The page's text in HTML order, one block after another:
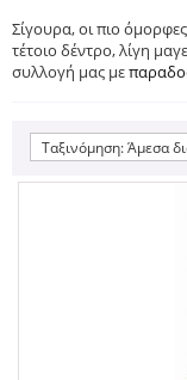
Σίγουρα, οι πιο
τέτοιο δέντρο, λίγη
συλλογή μας με
Ταξινόμηση: Άμεσα